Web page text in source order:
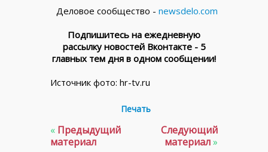
Деловое сообщество - newsdelo.com
Подпишитесь на ежедневную
рассылку новостей Вконтакте - 5
главных тем дня в одном сообщении!
Источник фото: hr-tv.ru
Печать
« Предыдущий
материал
Следующий
материал»